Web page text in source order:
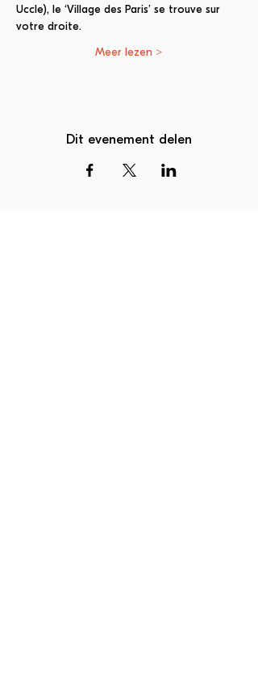
Uccle), le ‘Village des Paris’ se trouve sur
votre droite.
Meer lezen >
Dit evenement delen